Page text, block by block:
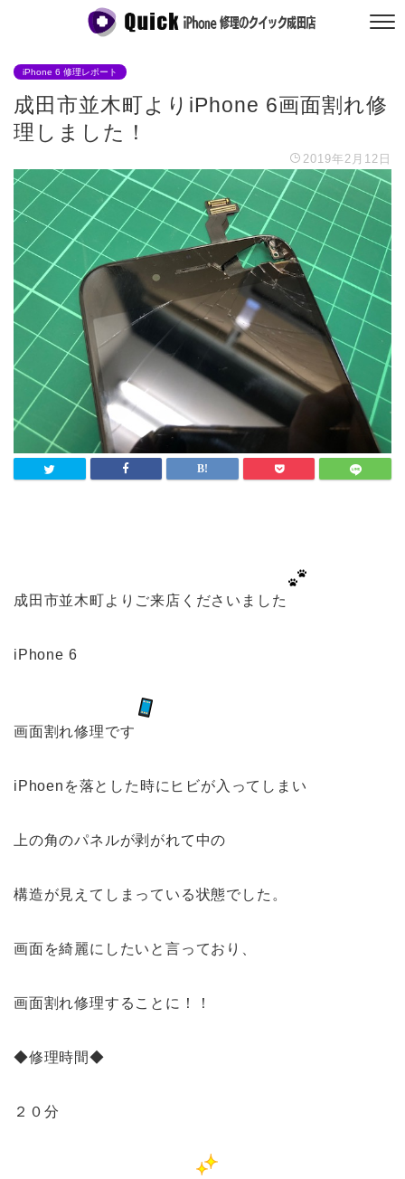
iPhone 6 修理レポート
成田市並木町よりiPhone 6画面割れ修
理しました！
2019年2月12日
成田市並木町よりご来店くださいました
iPhone 6
画面割れ修理です
iPhoenを落とした時にヒビが入ってしまい
上の角のパネルが剥がれて中の
構造が見えてしまっている状態でした。
画面を綺麗にしたいと言っており、
画面割れ修理することに！！
◆修理時間◆
２０分